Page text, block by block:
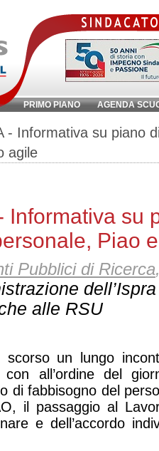
PRIMO PIANO AGENDA
chiave:
- Informativa su piano
agile
Informativa su
Piao
Pubblici di Ricerca
alle RSU
un lungo
all’ordine del
di fabbisogno del
il passaggio al
e dell’accordo